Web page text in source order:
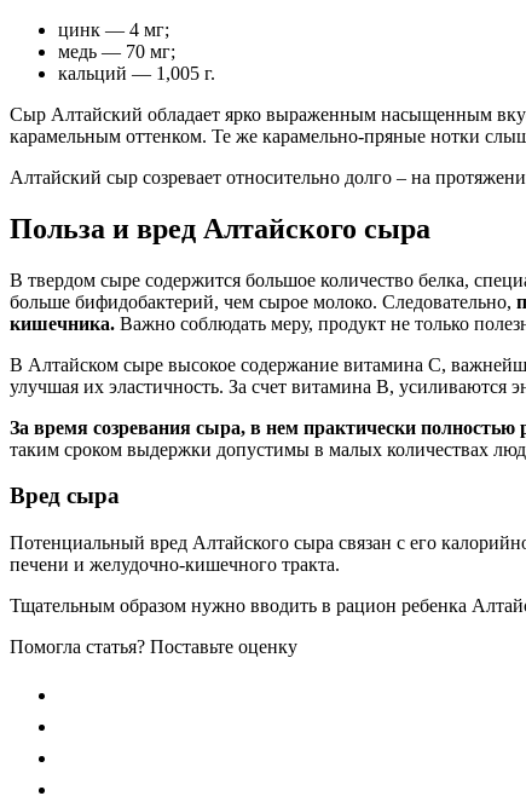
цинк — 4 мг;
медь — 70 мг;
кальций — 1,005 г.
Сыр Алтайский обладает ярко выраженным насыщенным
карамельным оттенком. Те же карамельно-пряные нотки
Алтайский сыр созревает относительно долго – на
Польза и вред Алтайского сыра
В твердом сыре содержится большое количество белка,
больше бифидобактерий, чем сырое молоко. Следовательно,
кишечника. Важно соблюдать меру, продукт не только
В Алтайском сыре высокое содержание витамина С,
улучшая их эластичность. За счет витамина В, усиливаются
За время созревания сыра, в нем практически полностью
таким сроком выдержки допустимы в малых количествах
Вред сыра
Потенциальный вред Алтайского сыра связан с его
печени и желудочно-кишечного тракта.
Тщательным образом нужно вводить в рацион ребенка
Помогла статья? Поставьте оценку